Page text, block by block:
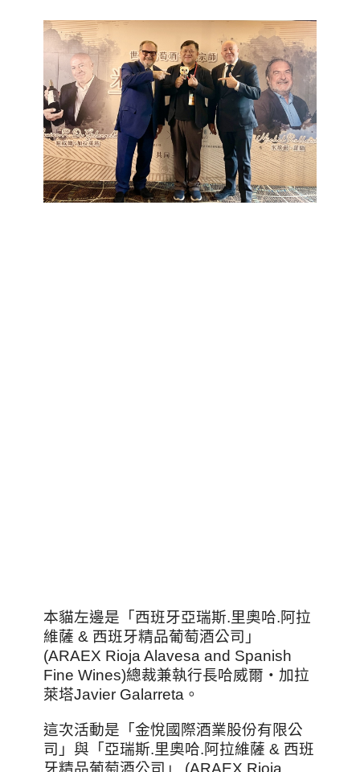
本貓左邊是「西班牙亞瑞斯.里奧哈.阿拉
維薩 & 西班牙精品葡萄酒公司」
(ARAEX Rioja Alavesa and Spanish
Fine Wines)總裁兼執行長哈威爾‧加拉
萊塔Javier Galarreta。
這次活動是「金悅國際酒業股份有限公
司」與「亞瑞斯.里奧哈.阿拉維薩 & 西班
牙精品葡萄酒公司」 (ARAEX Rioja